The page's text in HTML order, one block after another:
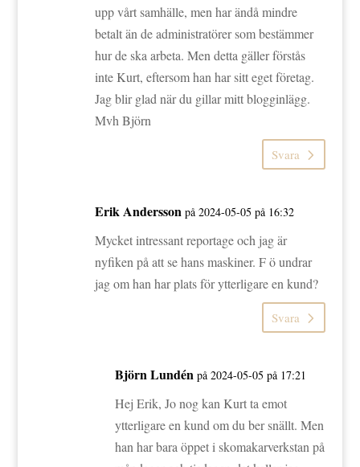
upp vårt samhälle, men har ändå mindre
betalt än de administratörer som bestämmer
hur de ska arbeta. Men detta gäller förstås
inte Kurt, eftersom han har sitt eget företag.
Jag blir glad när du gillar mitt blogginlägg.
Mvh Björn
Svara
Erik Andersson på 2024-05-05 på 16:32
Mycket intressant reportage och jag är
nyfiken på att se hans maskiner. F ö undrar
jag om han har plats för ytterligare en kund?
Svara
Björn Lundén på 2024-05-05 på 17:21
Hej Erik, Jo nog kan Kurt ta emot
ytterligare en kund om du ber snällt. Men
han har bara öppet i skomakarverkstan på